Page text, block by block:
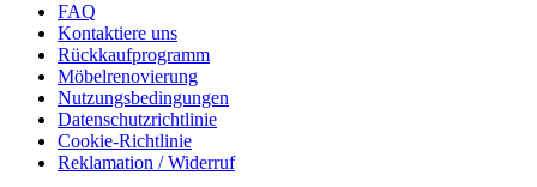
FAQ
Kontaktiere uns
Rückkaufprogramm
Möbelrenovierung
Nutzungsbedingungen
Datenschutzrichtlinie
Cookie-Richtlinie
Reklamation / Widerruf